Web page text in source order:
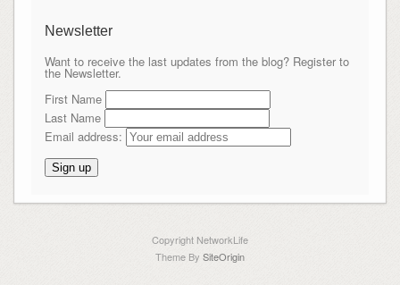
Newsletter
Want to receive the last updates from the blog? Register to
the Newsletter.
First Name
Last Name
Email address:
Copyright NetworkLife
Theme By SiteOrigin